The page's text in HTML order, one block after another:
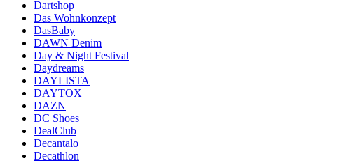
Dartshop
Das Wohnkonzept
DasBaby
DAWN Denim
Day & Night Festival
Daydreams
DAYLISTA
DAYTOX
DAZN
DC Shoes
DealClub
Decantalo
Decathlon